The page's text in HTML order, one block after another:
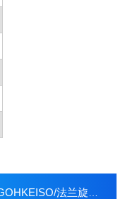
法兰旋转式扭矩传感器